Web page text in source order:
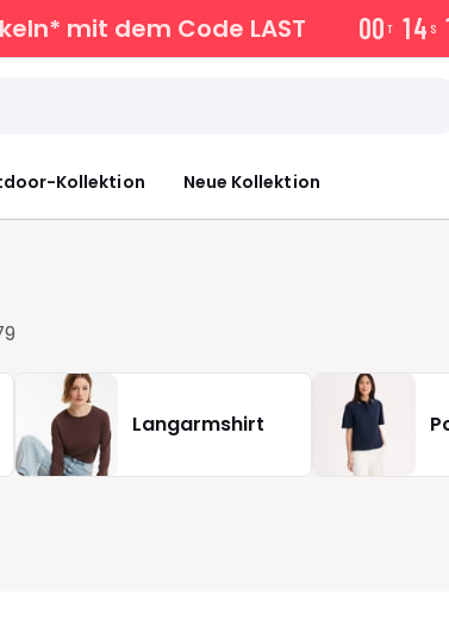
mit dem Code LAST 00 T 14 S
Kollektion Neue Kollektion
Langarmshirt